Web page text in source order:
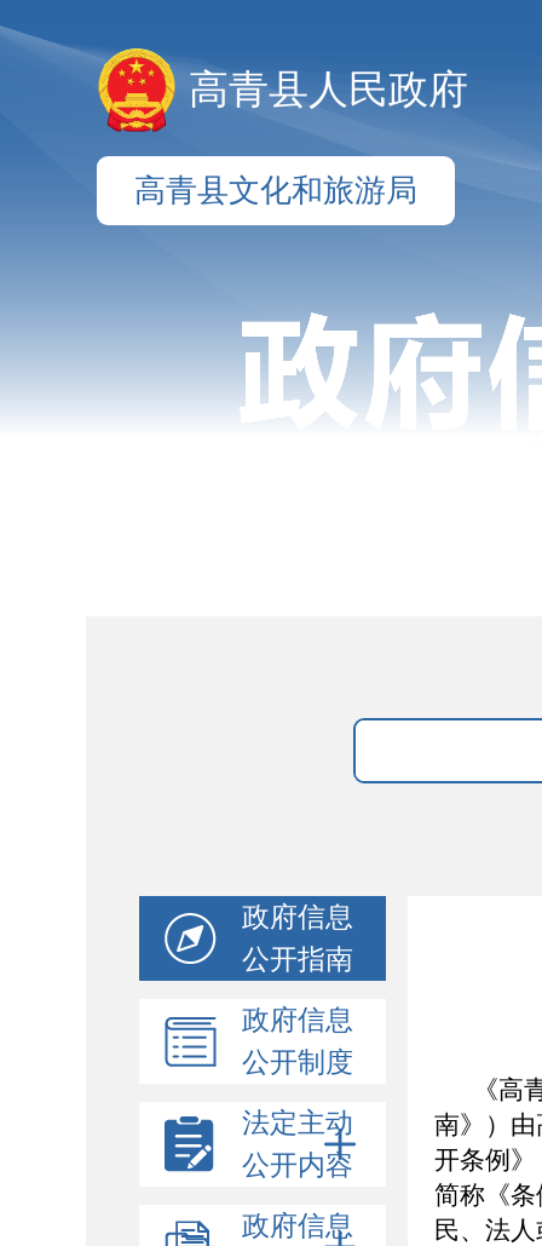
高青县人民政府
高青县文化和旅游局
政府信息
公开指南
政府信息
公开制度
法定主动
公开内容
政府信息
《
南》）
开条例
简称《
民、法